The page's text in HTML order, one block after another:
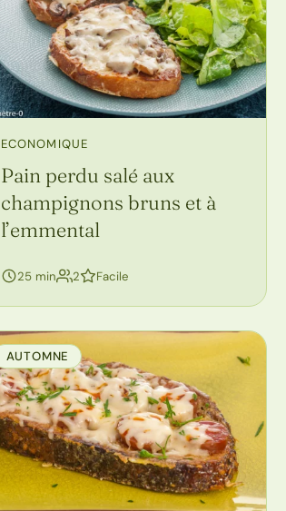
ECONOMIQUE
Pain perdu salé aux
champignons bruns et à
l’emmental
25 min 2personnes
Facile
AUTOMNE